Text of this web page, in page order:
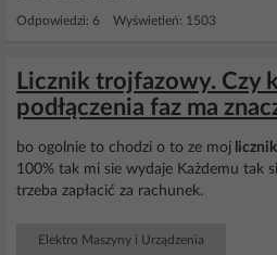
Odpowiedzi: 6 Wyświetleń: 1503
Licznik trojfazowy. Czy
podłączenia faz ma
bo ogolnie to chodzi o to ze moj licznik
100% tak mi sie wydaje Każdemu tak
trzeba zapłacić za rachunek.
Elektro Maszyny i Urządzenia